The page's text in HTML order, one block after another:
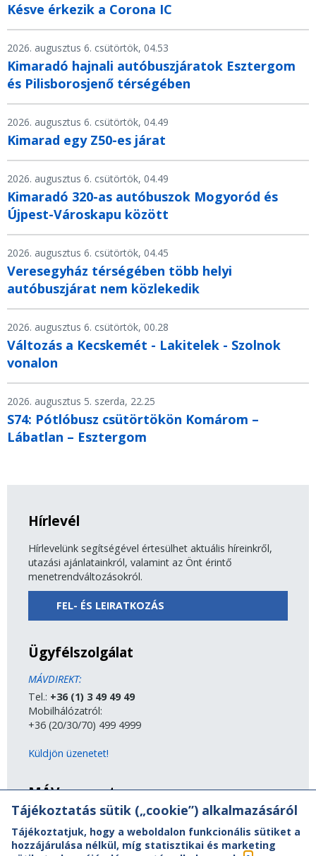
Késve érkezik a Corona IC
2026. augusztus 6. csütörtök, 04.53
Kimaradó hajnali autóbuszjáratok Esztergom
és Pilisborosjenő térségében
2026. augusztus 6. csütörtök, 04.49
Kimarad egy Z50-es járat
2026. augusztus 6. csütörtök, 04.49
Kimaradó 320-as autóbuszok Mogyoród és
Újpest-Városkapu között
2026. augusztus 6. csütörtök, 04.45
Veresegyház térségében több helyi
autóbuszjárat nem közlekedik
2026. augusztus 6. csütörtök, 00.28
Változás a Kecskemét - Lakitelek - Szolnok
vonalon
2026. augusztus 5. szerda, 22.25
S74: Pótlóbusz csütörtökön Komárom –
Lábatlan – Esztergom
Hírlevél
Hírlevelünk segítségével értesülhet aktuális híreinkről,
utazási ajánlatainkról, valamint az Önt érintő
menetrendváltozásokról.
FEL- ÉS LEIRATKOZÁS
Ügyfélszolgálat
MÁVDIREKT:
Tel.: +36 (1) 3 49 49 49
Mobilhálózatról:
+36 (20/30/70) 499 4999
Küldjön üzenetet!
MÁV-csoport
A MÁV-csoport tagjai
Jogi útmutatás
Adatvédelem
Tájékoztatás sütik („cookie”) alkalmazásáról
Tájékoztatjuk, hogy a weboldalon funkcionális sütiket a
hozzájárulása nélkül, míg statisztikai és marketing